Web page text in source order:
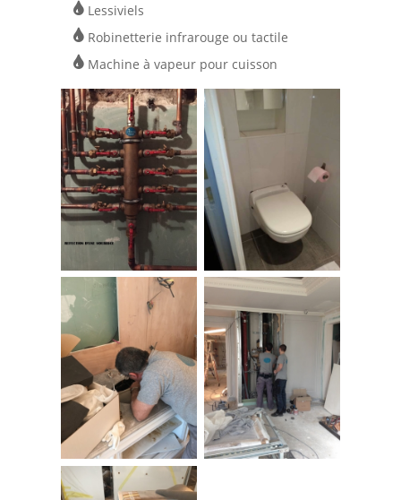
Lessiviels
Robinetterie infrarouge ou tactile
Machine à vapeur pour cuisson